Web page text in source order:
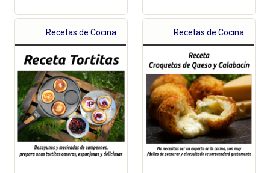
Recetas de Cocina Recetas de Cocina